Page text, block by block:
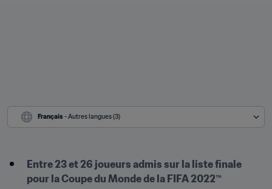
Français - Autres langues (3)
Entre 23 et 26 joueurs admis sur la liste finale
pour la Coupe du Monde de la FIFA 2022™